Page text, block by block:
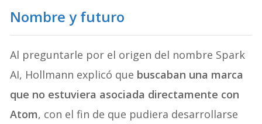
Nombre y futuro
Al preguntarle por el origen del nombre Spark
AI, Hollmann explicó que buscaban una marca
que no estuviera asociada directamente con
Atom, con el fin de que pudiera desarrollarse